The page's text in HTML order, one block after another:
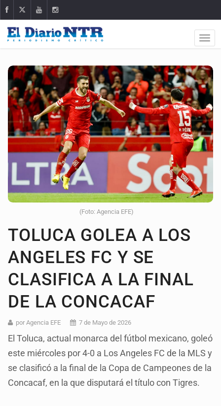
(Foto: Agencia EFE)
TOLUCA GOLEA A LOS
ANGELES FC Y SE
CLASIFICA A LA FINAL
DE LA CONCACAF
por Agencia EFE 7 de Mayo de 2026
El Toluca, actual monarca del fútbol mexicano, goleó
este miércoles por 4-0 a Los Angeles FC de la MLS y
se clasificó a la final de la Copa de Campeones de la
Concacaf, en la que disputará el título con Tigres.